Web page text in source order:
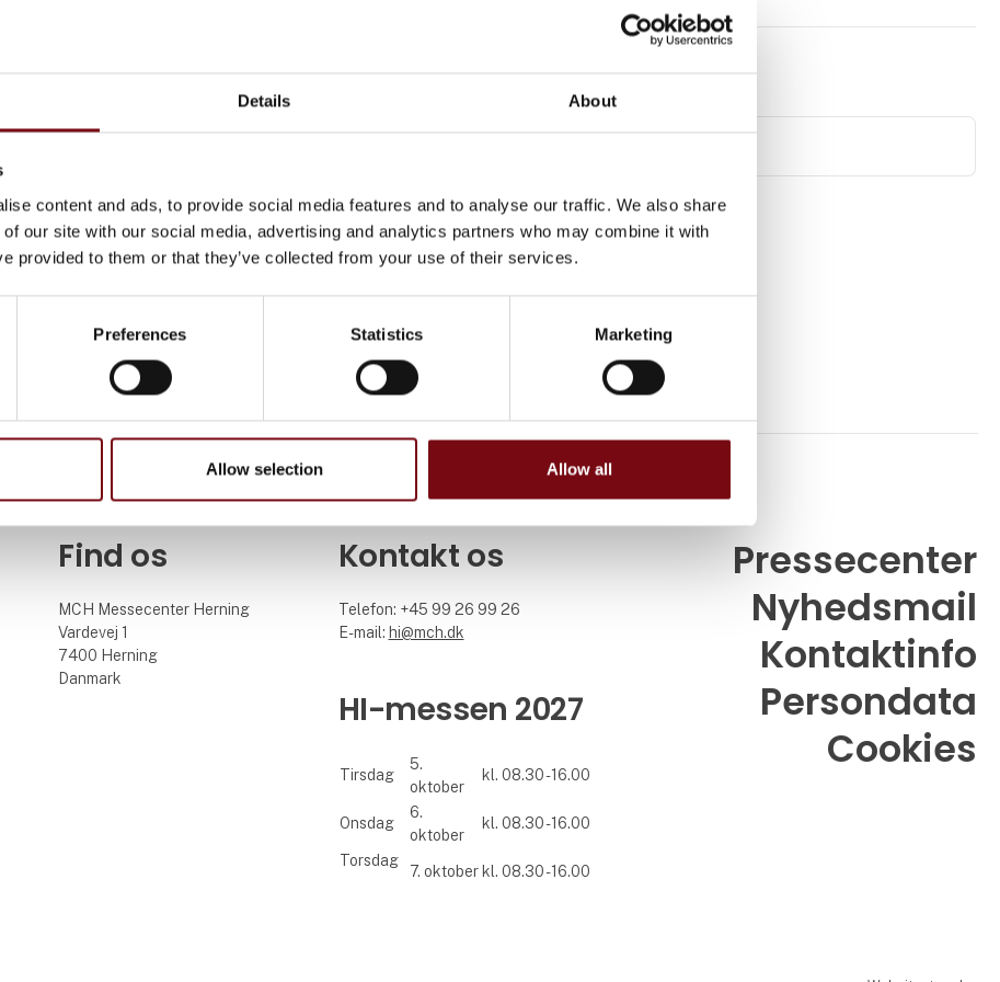
Details About
content and ads, to provide social media features and to analyse our traffic. We also share
our site with our social media, advertising and analytics partners who may combine it with
provided to them or that they’ve collected from your use of their services.
Preferences Statistics Marketing
Allow selection Allow all
Find os
MCH Messecenter Herning
Vardevej 1
7400 Herning
Danmark
Kontakt os
Telefon: +45 99 26 99 26
E-mail: hi@mch.dk
HI-messen 2027
Tirsdag
5.
oktober
kl. 08.30 - 16.00
Onsdag
6.
oktober
kl. 08.30 - 16.00
Torsdag
7. oktober kl. 08.30 - 16.00
Pressecenter
Nyhedsmail
Kontaktinfo
Persondata
Cookies